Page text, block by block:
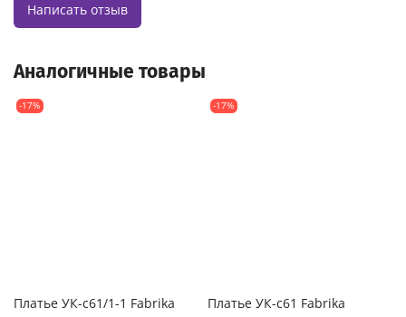
Написать отзыв
Аналогичные товары
-17%
Платье УК-с61/1-1 Fabrika
-17%
Платье УК-с61 Fabrika